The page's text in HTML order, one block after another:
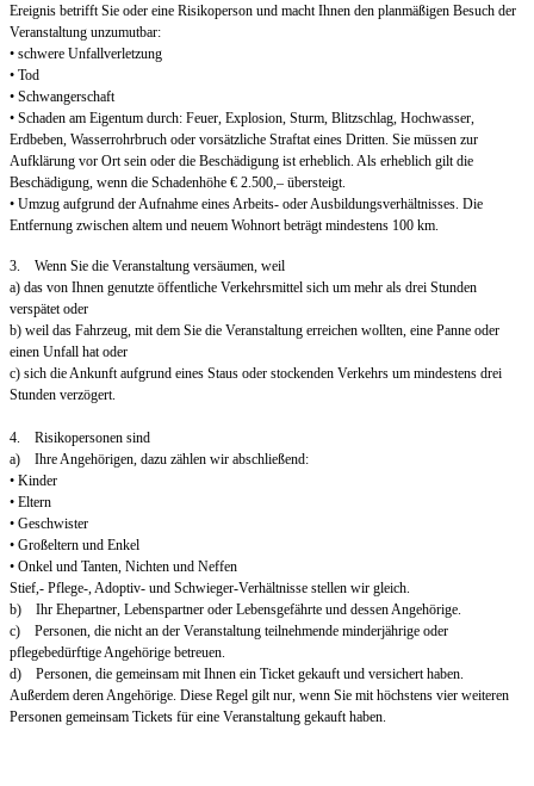
Ereignis betrifft Sie oder eine Risikoperson und macht Ihnen den planmäßigen Besuch der
Veranstaltung unzumutbar:
• schwere Unfallverletzung
• Tod
• Schwangerschaft
• Schaden am Eigentum durch: Feuer, Explosion, Sturm, Blitzschlag, Hochwasser,
Erdbeben, Wasserrohrbruch oder vorsätzliche Straftat eines Dritten. Sie müssen zur
Aufklärung vor Ort sein oder die Beschädigung ist erheblich. Als erheblich gilt die
Beschädigung, wenn die Schadenhöhe € 2.500,– übersteigt.
• Umzug aufgrund der Aufnahme eines Arbeits- oder Ausbildungsverhältnisses. Die
Entfernung zwischen altem und neuem Wohnort beträgt mindestens 100 km.
3. Wenn Sie die Veranstaltung versäumen, weil
a) das von Ihnen genutzte öffentliche Verkehrsmittel sich um mehr als drei Stunden
verspätet oder
b) weil das Fahrzeug, mit dem Sie die Veranstaltung erreichen wollten, eine Panne oder
einen Unfall hat oder
c) sich die Ankunft aufgrund eines Staus oder stockenden Verkehrs um mindestens drei
Stunden verzögert.
4. Risikopersonen sind
a) Ihre Angehörigen, dazu zählen wir abschließend:
• Kinder
• Eltern
• Geschwister
• Großeltern und Enkel
• Onkel und Tanten, Nichten und Neffen
Stief,- Pflege-, Adoptiv- und Schwieger-Verhältnisse stellen wir gleich.
b) Ihr Ehepartner, Lebenspartner oder Lebensgefährte und dessen Angehörige.
c) Personen, die nicht an der Veranstaltung teilnehmende minderjährige oder
pflegebedürftige Angehörige betreuen.
d) Personen, die gemeinsam mit Ihnen ein Ticket gekauft und versichert haben.
Außerdem deren Angehörige. Diese Regel gilt nur, wenn Sie mit höchstens vier weiteren
Personen gemeinsam Tickets für eine Veranstaltung gekauft haben.